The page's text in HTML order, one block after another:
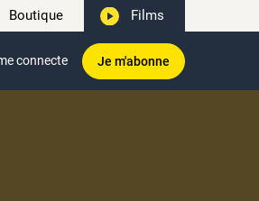
Boutique Films
connecte Je m'abonne